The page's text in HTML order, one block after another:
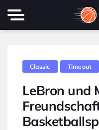
Classic Timeout
LeBron und